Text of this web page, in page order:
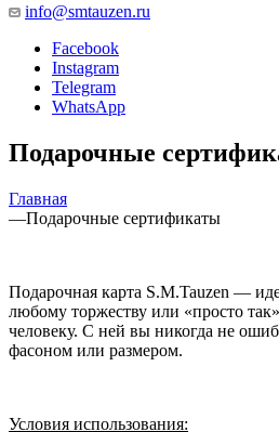
info@smtauzen.ru
Facebook
Instagram
Telegram
WhatsApp
Подарочные
Главная
—Подарочные сертификаты
Подарочная карта S.M.Tauzen —
любому торжеству или «просто
человеку. С ней вы никогда не
фасоном или размером.
Условия использования: